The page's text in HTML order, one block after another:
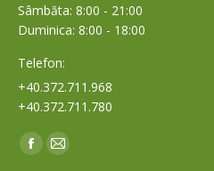
Sâmbăta: 8:00 - 21:00
Duminica: 8:00 - 18:00
Telefon:
+40.372.711.968
+40.372.711.780
Find us on:
Facebook
Mail